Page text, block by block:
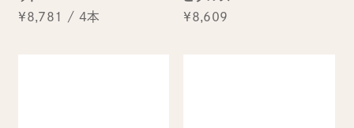
¥8,781 / 4本 ¥8,609